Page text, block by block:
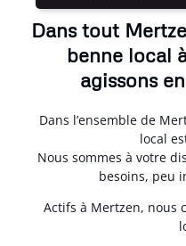
Dans tout
benne local
agissons
Dans l’ensemble de
local
Nous sommes à votre
besoins, peu
Actifs à Mertzen, nous